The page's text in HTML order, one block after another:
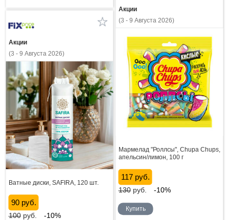
Акции
(3 - 9 Августа 2026)
Мармелад "Роллсы", Chupa Chups,
апельсин/лимон, 100 г
117 руб.
130руб. -10%
Купить
Акции
(3 - 9 Августа 2026)
Ватные диски, SAFIRA, 120 шт.
90 руб.
100руб. -10%